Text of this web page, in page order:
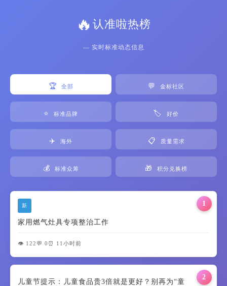
🔥认准啦热榜
— 实时标准动态信息
🏆 全部 💬 金标社区
⭐ 标准品牌 🏷️ 好价
✈️ 海外 📋 质量需求
💰 标准众筹 🎁 积分兑换榜
1
新
家用燃气灶具专项整治工作
👁️ 122 💬 0 ⏰ 11小时前
2
儿童节提示：儿童食品贵3倍就是更好？别再为“童